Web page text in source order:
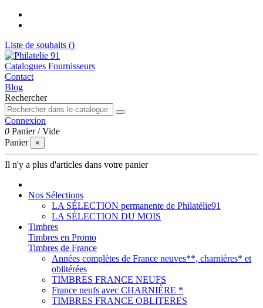
Liste de souhaits ()
Catalogues Fournisseurs
Contact
Blog
Rechercher
Connexion
0 Panier /Vide
Panier
×
Il n'y a plus d'articles dans votre panier
Nos Sélections
LA SÉLECTION permanente de Philatélie91
LA SÉLECTION DU MOIS
Timbres
Timbres en Promo
Timbres de France
Années complètes de France neuves**, charnières* et
oblitérées
TIMBRES FRANCE NEUFS
France neufs avec CHARNIÈRE *
TIMBRES FRANCE OBLITERES